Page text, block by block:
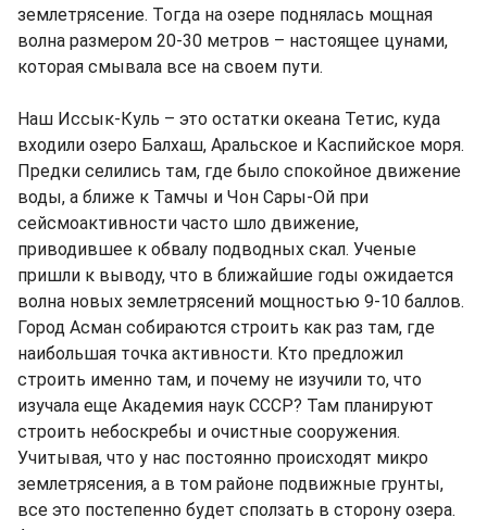
землетрясение. Тогда на озере поднялась мощная
волна размером 20-30 метров – настоящее цунами,
которая смывала все на своем пути.
Наш Иссык-Куль – это остатки океана Тетис, куда
входили озеро Балхаш, Аральское и Каспийское моря.
Предки селились там, где было спокойное движение
воды, а ближе к Тамчы и Чон Сары-Ой при
сейсмоактивности часто шло движение,
приводившее к обвалу подводных скал. Ученые
пришли к выводу, что в ближайшие годы ожидается
волна новых землетрясений мощностью 9-10 баллов.
Город Асман собираются строить как раз там, где
наибольшая точка активности. Кто предложил
строить именно там, и почему не изучили то, что
изучала еще Академия наук СССР? Там планируют
строить небоскребы и очистные сооружения.
Учитывая, что у нас постоянно происходят микро
землетрясения, а в том районе подвижные грунты,
все это постепенно будет сползать в сторону озера.